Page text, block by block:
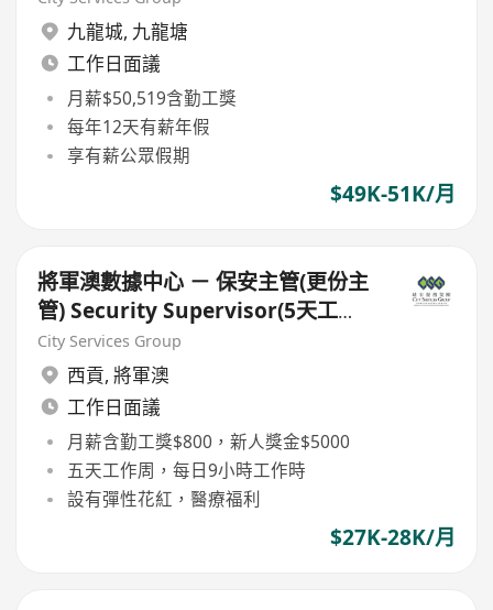
九龍城, 九龍塘
工作日面議
月薪$50,519含勤工獎
每年12天有薪年假
享有薪公眾假期
$49K-51K/月
將軍澳數據中心 － 保安主管(更份主
管) Security Supervisor(5天工
作,9小時工作,月薪$27500)
City Services Group
西貢, 將軍澳
工作日面議
月薪含勤工獎$800，新人獎金$5000
五天工作周，每日9小時工作時
設有彈性花紅，醫療福利
$27K-28K/月